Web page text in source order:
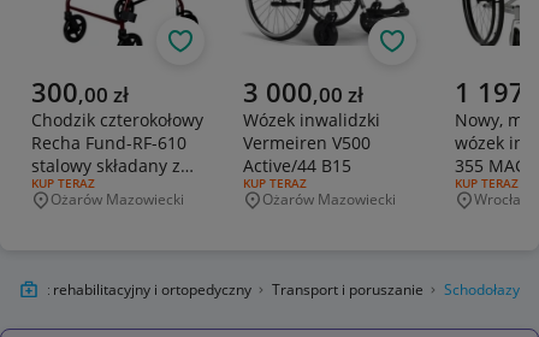
Aktualna cena
300,00 zł
Chodzik czterokołowy
Recha Fund-RF-610
stalowy składany z
siedziskiem torbą
RODZAJ OFERTY:
KUP TERAZ
Miejscowość
Ożarów Mazowiecki
Obserwuj
Aktualna cena
3 000,00 zł
Wózek inwalidzki
Vermeiren V500
Active/44 B15
RODZAJ OFERTY:
KUP TERAZ
Miejscowość
Ożarów Mazowiecki
Obserwuj
Aktualna
1 197
Nowy,
wózek
355
RODZAJ
KUP TERAZ
Wrocław
Sprzęt rehabilitacyjny i ortopedyczny Transport i poruszanie Schodołazy